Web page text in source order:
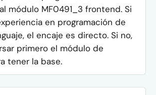
módulo MF0491_3 frontend. Si
en programación de
el encaje es directo. Si no,
primero el módulo de
tener la base.